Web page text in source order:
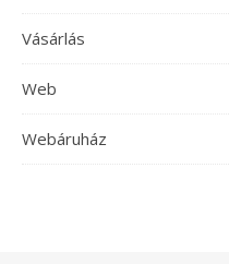
Vásárlás
Web
Webáruház